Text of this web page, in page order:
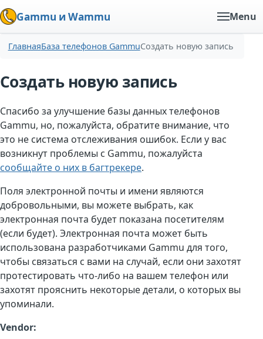
Gammu и Wammu Menu
ГлавнаяБаза телефонов GammuСоздать новую запись
Создать новую запись
Спасибо за улучшение базы данных телефонов
Gammu, но, пожалуйста, обратите внимание, что
это не система отслеживания ошибок. Если у вас
возникнут проблемы с Gammu, пожалуйста
сообщайте о них в багтрекере.
Поля электронной почты и имени являются
добровольными, вы можете выбрать, как
электронная почта будет показана посетителям
(если будет). Электронная почта может быть
использована разработчиками Gammu для того,
чтобы связаться с вами на случай, если они захотят
протестировать что-либо на вашем телефон или
захотят прояснить некоторые детали, о которых вы
упоминали.
Vendor: